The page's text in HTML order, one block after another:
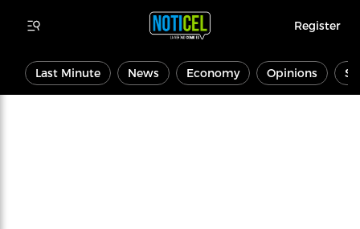
Register
Last Minute News Economy Opinions